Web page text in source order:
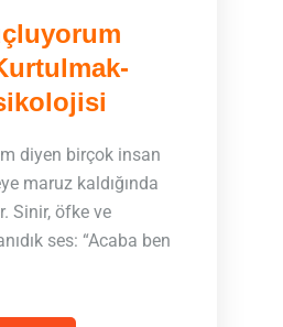
diyen birçok insan
maruz kaldığında
Sinir, öfke ve
ses: “Acaba ben